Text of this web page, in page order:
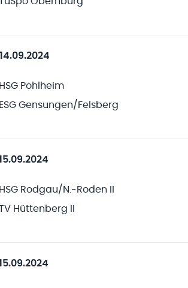
HSG Pohlheim
ESG Gensungen/Felsberg
HSG Rodgau/N.-Roden II
Hüttenberg II